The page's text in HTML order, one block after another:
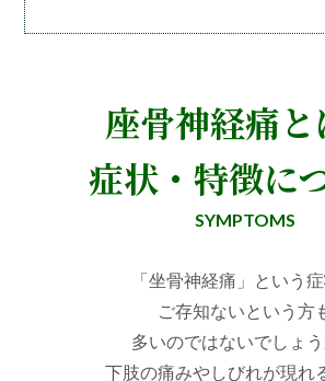
座骨神経痛と
症状・特徴に
SYMPTOMS
「坐骨神経痛」という
ご存知ないという方
多いのではないでしょう
下肢の痛みやしびれが現れ